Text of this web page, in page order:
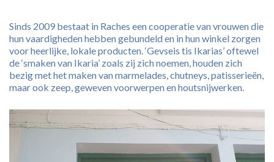
Sinds 2009 bestaat in Raches een cooperatie van vrouwen die
hun vaardigheden hebben gebundeld en in hun winkel zorgen
voor heerlijke, lokale producten. ‘Gevseis tis Ikarias’ oftewel
de ‘smaken van Ikaria’ zoals zij zich noemen, houden zich
bezig met het maken van marmelades, chutneys, patisserieën,
maar ook zeep, geweven voorwerpen en houtsnijwerken.